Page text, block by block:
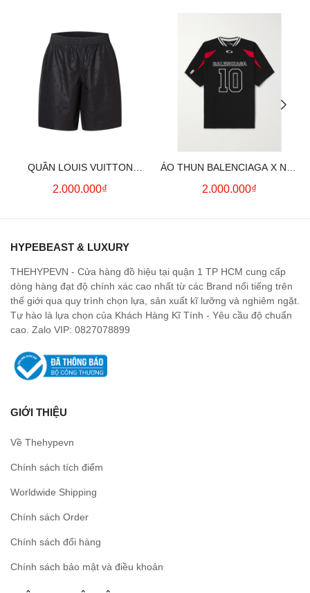
QUẦN LOUIS VUITTON
MONOGRAM MOIRE
2.000.000₫
ÁO THUN BALENCIAGA X NBA
LOGO COTTON JERSEY T-
2.000.000₫
HYPEBEAST & LUXURY
THEHYPEVN - Cửa hàng đồ hiệu tại quận 1 TP HCM cung cấp
dòng hàng đạt độ chính xác cao nhất từ các Brand nổi tiếng trên
thế giới qua quy trình chọn lựa, sản xuất kĩ lưỡng và nghiêm ngặt.
Tự hào là lựa chọn của Khách Hàng Kĩ Tính - Yêu cầu độ chuẩn
cao. Zalo VIP: 0827078899
GIỚI THIỆU
Về Thehypevn
Chính sách tích điểm
Worldwide Shipping
Chính sách Order
Chính sách đổi hàng
Chính sách bảo mật và điều khoản